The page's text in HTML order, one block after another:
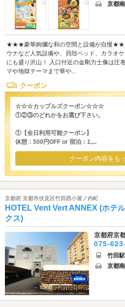
京都
★★★豪華絢爛な和の空間と設備が自慢
ウナなど人気設備や、貝殻ベッド、カラオ
にも盛り沢山！ 入口付近の金剛力士像は圧
マや地獄テーマまで華や...
クーポン
☆☆☆カップルズクーポン☆☆☆
①②③のどれかをお選び下さい。
①【全日利用可能クーポン】
休憩：500円OFF or 宿泊：1,...
クーポン内容をも
京都府 京都市伏見区竹田西小屋ノ内町
HOTEL Vent Vert ANNEX (ホテ
クス)
京都府京
075-
竹田
京都